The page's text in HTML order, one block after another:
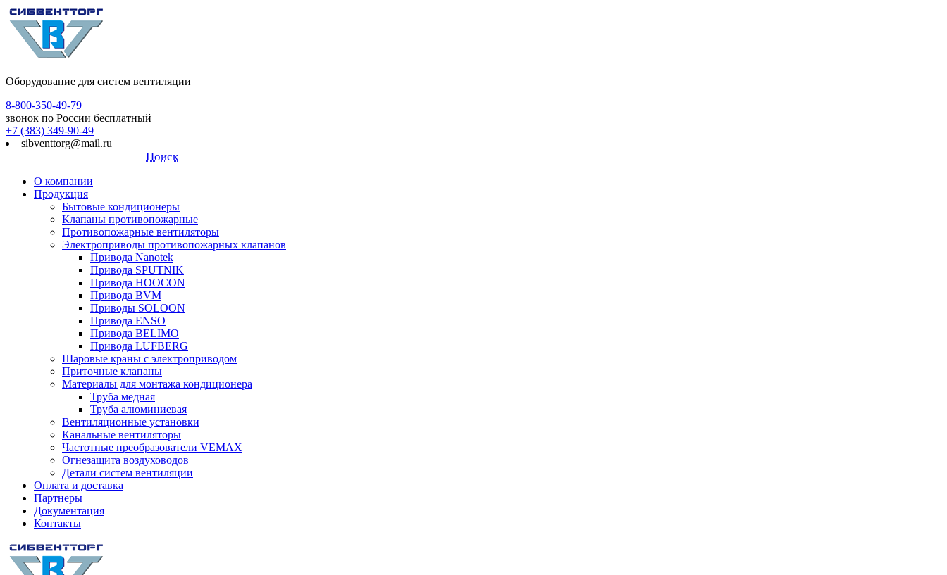
Оборудование для систем вентиляции
8-800-350-49-79
звонок по России бесплатный
+7 (383) 349-90-49
sibventtorg@mail.ru
Поиск
О компании
Продукция
Бытовые кондиционеры
Клапаны противопожарные
Противопожарные вентиляторы
Электроприводы противопожарных клапанов
Привода Nanotek
Привода SPUTNIK
Привода HOOCON
Привода BVM
Приводы SOLOON
Привода ENSO
Привода BELIMO
Привода LUFBERG
Шаровые краны с электроприводом
Приточные клапаны
Материалы для монтажа кондиционера
Труба медная
Труба алюминиевая
Вентиляционные установки
Канальные вентиляторы
Частотные преобразователи VEMAX
Огнезащита воздуховодов
Детали систем вентиляции
Оплата и доставка
Партнеры
Документация
Контакты